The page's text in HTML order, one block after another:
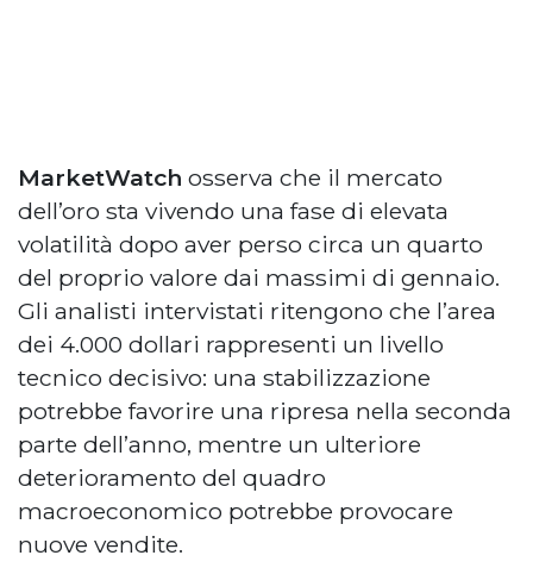
MarketWatch osserva che il mercato
dell’oro sta vivendo una fase di elevata
volatilità dopo aver perso circa un quarto
del proprio valore dai massimi di gennaio.
Gli analisti intervistati ritengono che l’area
dei 4.000 dollari rappresenti un livello
tecnico decisivo: una stabilizzazione
potrebbe favorire una ripresa nella seconda
parte dell’anno, mentre un ulteriore
deterioramento del quadro
macroeconomico potrebbe provocare
nuove vendite.